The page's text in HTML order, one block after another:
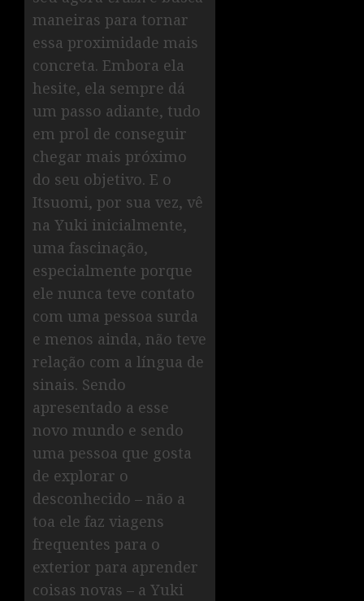
maneiras para tornar
essa proximidade mais
concreta. Embora ela
hesite, ela sempre dá
um passo adiante, tudo
em prol de conseguir
chegar mais próximo
do seu objetivo. E o
Itsuomi, por sua vez, vê
na Yuki inicialmente,
uma fascinação,
especialmente porque
ele nunca teve contato
com uma pessoa surda
e menos ainda, não teve
relação com a língua de
sinais. Sendo
apresentado a esse
novo mundo e sendo
uma pessoa que gosta
de explorar o
desconhecido – não a
toa ele faz viagens
frequentes para o
exterior para aprender
coisas novas – a Yuki